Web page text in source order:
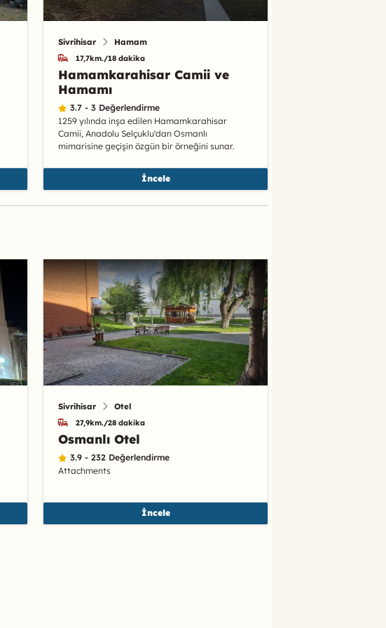
Sivrihisar Hamam
17,7km./18 dakika
Hamamkarahisar Camii ve
Hamamı
3.7 - 3 Değerlendirme
1259 yılında inşa edilen Hamamkarahisar
Camii, Anadolu Selçuklu'dan Osmanlı
mimarisine geçişin özgün bir örneğini sunar.
İncele
Sivrihisar Otel
27,9km./28 dakika
Osmanlı Otel
3.9 - 232 Değerlendirme
Attachments
İncele